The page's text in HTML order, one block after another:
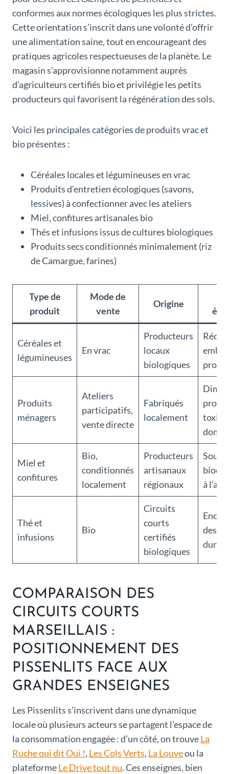
conformes aux normes écologiques les plus strictes.
Cette orientation s’inscrit dans une volonté d’offrir
une alimentation saine, tout en encourageant des
pratiques agricoles respectueuses de la planète. Le
magasin s’approvisionne notamment auprès
d’agriculteurs certifiés bio et privilégie les petits
producteurs qui favorisent la régénération des sols.
Voici les principales catégories de produits vrac et
bio présentes :
Céréales locales et légumineuses en vrac
Produits d’entretien écologiques (savons,
lessives) à confectionner avec les ateliers
Miel, confitures artisanales bio
Thés et infusions issus de cultures biologiques
Produits secs conditionnés minimalement (riz
de Camargue, farines)
Type de
produit
Mode de
vente
Origine
Céréales et
légumineuses
En vrac
Producteurs
locaux
biologiques
Produits
ménagers
Ateliers
participatifs,
vente directe
Fabriqués
localement
Miel et
confitures
Bio,
conditionnés
localement
Producteurs
artisanaux
régionaux
à
Thé et
infusions
Bio
Circuits
courts
certifiés
biologiques
des
COMPARAISON DES
CIRCUITS COURTS
MARSEILLAIS :
POSITIONNEMENT DES
PISSENLITS FACE AUX
GRANDES ENSEIGNES
Les Pissenlits s’inscrivent dans une dynamique
locale où plusieurs acteurs se partagent l’espace de
la consommation engagée : d’un côté, on trouveLa
Ruche qui dit Oui !, Les Cols Verts, La Louveou la
plateformeLe Drive tout nu. Ces enseignes, bien